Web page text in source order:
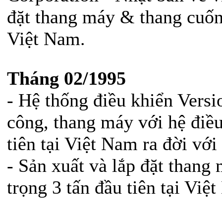
đặt thang máy & thang
Việt Nam.
Tháng 02/1995
- Hệ thống điều khiển
công, thang máy với hệ
tiên tại Việt Nam ra đời với
- Sản xuất và lắp đặt thang
trọng 3 tấn đầu tiên tại Việt